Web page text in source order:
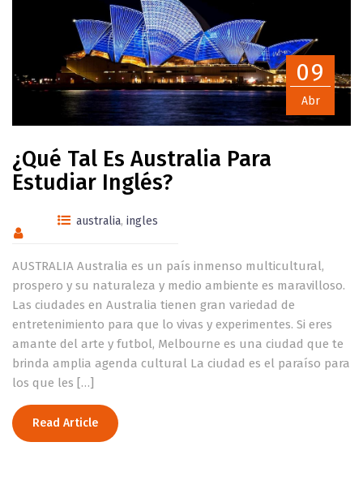
09
Abr
¿Qué Tal Es Australia Para
Estudiar Inglés?
australia, ingles
AUSTRALIA Australia es un país inmenso multicultural,
prospero y su naturaleza y medio ambiente es maravilloso.
Las ciudades en Australia tienen gran variedad de
entretenimiento para que lo vivas y experimentes. Si eres
amante del arte y futbol, Melbourne es una ciudad que te
brinda amplia agenda cultural La ciudad es el paraíso para
los que les […]
Read Article